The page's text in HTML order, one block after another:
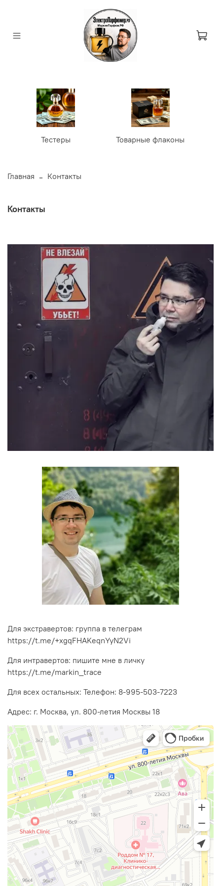
Тестеры Товарные флаконы
Главная Контакты
Контакты
Для экстравертов: группа в телеграм
https://t.me/+xgqFHAKeqnYyN2Vi
Для интравертов: пишите мне в личку
https://t.me/markin_trace
Для всех остальных: Телефон: 8-995-503-7223
Адрес: г. Москва, ул. 800-летия Москвы 18